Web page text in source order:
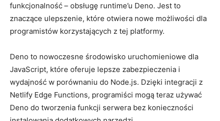
funkcjonalność – obsługę ⁣runtime’u Deno. Jest to
znaczące ⁢ulepszenie,‌ które otwiera nowe​ możliwości dla
programistów korzystających⁢ z tej ⁣platformy.
Deno to nowoczesne środowisko uruchomieniowe ⁤dla
JavaScript, które oferuje lepsze zabezpieczenia i ​
wydajność w porównaniu do Node.js. Dzięki integracji z
Netlify ‍Edge Functions, programiści mogą teraz używać
Deno do tworzenia funkcji serwera‍ bez konieczności